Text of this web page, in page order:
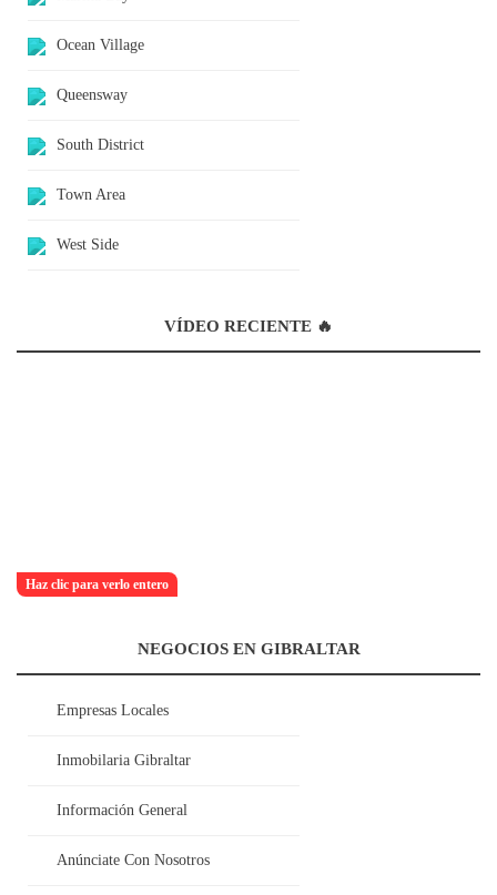
Ocean Village
Queensway
South District
Town Area
West Side
VÍDEO RECIENTE 🔥
Haz clic para verlo entero
NEGOCIOS EN GIBRALTAR
Empresas Locales
Inmobilaria Gibraltar
Información General
Anúnciate Con Nosotros